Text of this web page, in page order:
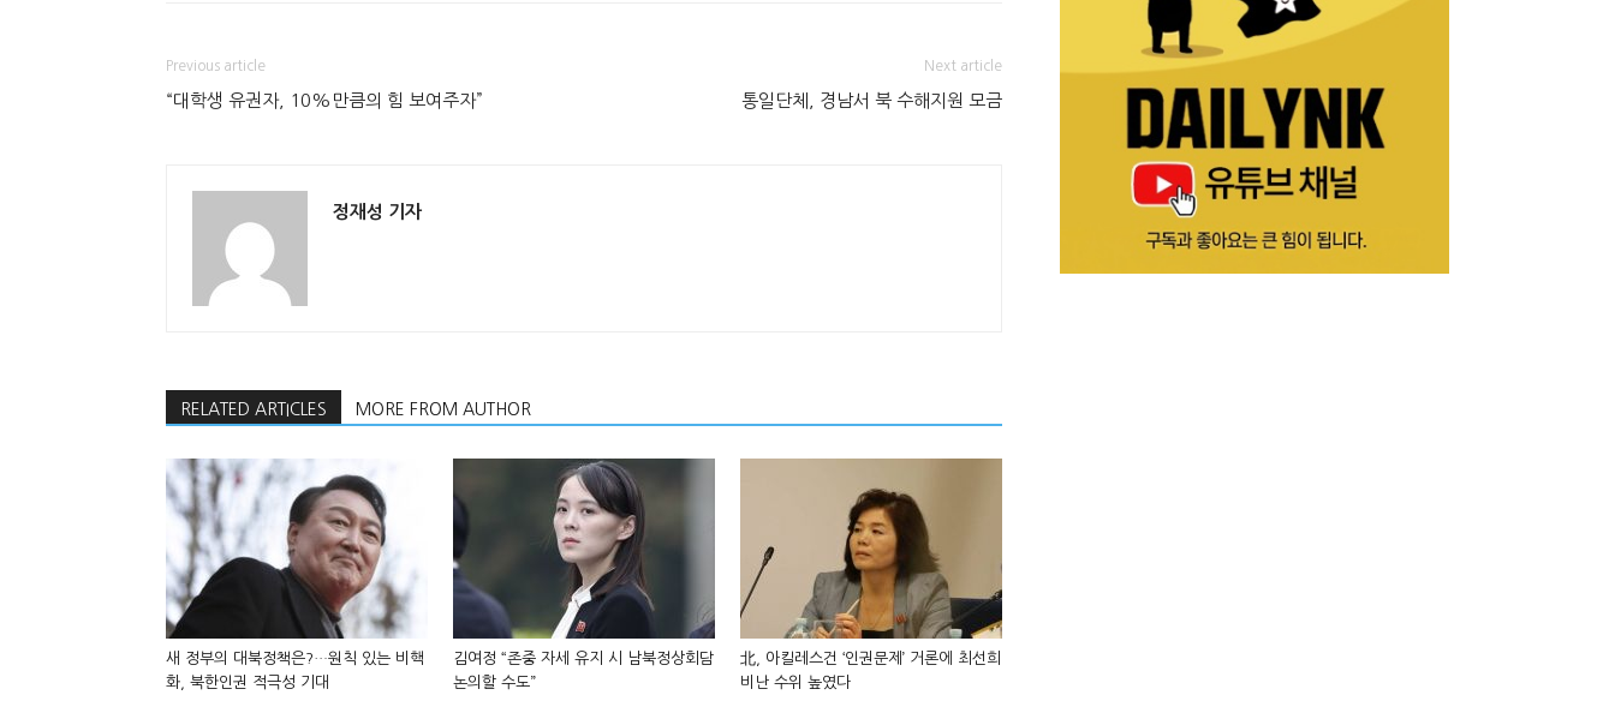
Previous article
“대학생 유권자, 10%만큼의 힘 보여주자”
Next article
통일단체, 경남서 북 수해지원 모금
정재성 기자
RELATED ARTICLES MORE FROM AUTHOR
새 정부의 대북정책은?…원칙 있는 비핵
화, 북한인권 적극성 기대
김여정 “존중 자세 유지 시 남북정상회담
논의할 수도”
北, 아킬레스건 ‘인권문제’ 거론에 최선희
비난 수위 높였다